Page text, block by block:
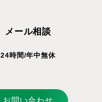
メール相談
24時間/年中無休
お問い合わせ